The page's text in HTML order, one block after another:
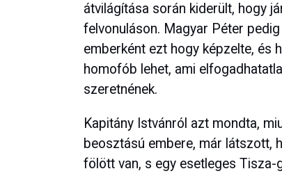
átvilágítása során kiderült, hogy
felvonuláson. Magyar Péter
emberként ezt hogy képzelte, és
homofób lehet, ami
szeretnének.
Kapitány Istvánról azt mondta,
beosztású embere, már látszott,
fölött van, s egy esetleges Tisza-